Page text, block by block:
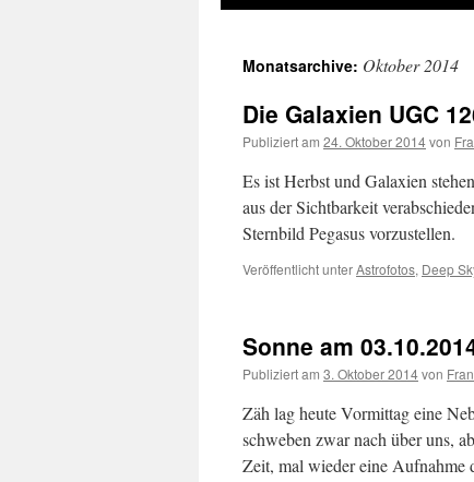
springen
Monatsarchive: Oktober 2014
Die Galaxien UGC
Publiziert am 24. Oktober 2014von
Es ist Herbst und Galaxien
aus der Sichtbarkeit
Sternbild Pegasus vorzustellen.
Veröffentlicht unterAstrofotos, Deep
Sonne am
Publiziert am 3. Oktober 2014von
Zäh lag heute Vormittag eine
schweben zwar nach über uns,
Zeit, mal wieder eine Aufnahme